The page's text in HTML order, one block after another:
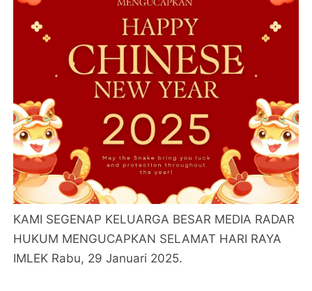
KAMI SEGENAP KELUARGA BESAR MEDIA RADAR
HUKUM MENGUCAPKAN SELAMAT HARI RAYA
IMLEK Rabu, 29 Januari 2025.